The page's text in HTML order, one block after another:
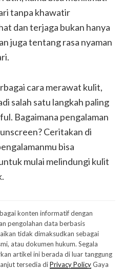
tanpa khawatir
dan terjaga bukan hanya
juga tentang rasa nyaman
cara merawat kulit,
salah satu langkah paling
Bagaimana pengalaman
Ceritakan di
bisa
mulai melindungi kulit
konten informatif dengan
pengolahan data berbasis
tidak dimaksudkan sebagai
atau dokumen hukum. Segala
artikel ini berada di luar tanggung
tersedia diPrivacy PolicyGaya